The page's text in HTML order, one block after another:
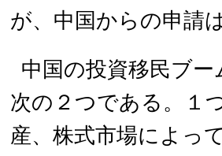
が、中国からの申請
中国の投資移民ブ
次の２つである。１
産、株式市場によっ